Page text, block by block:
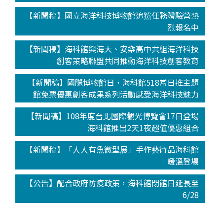
【新聞稿】國立海洋科技博物館追鯊任務體驗營熱
烈報名中
【新聞稿】海科館與海大、安樂高中共組海洋科技
創客策略聯盟共同推動海洋科技創客教育
【新聞稿】國際博物館日，海科館518當日推主題
館免票優惠創客成果系列活動感受海洋科技魅力
【新聞稿】108年度台北國際觀光博覽會17日登場
海科館推出2天1夜超值優惠組合
【新聞稿】「人人有魚微型展」手作藝術品海科館
暖溫登場
【公告】配合政府防疫政策，海科館閉館日延長至
6/28